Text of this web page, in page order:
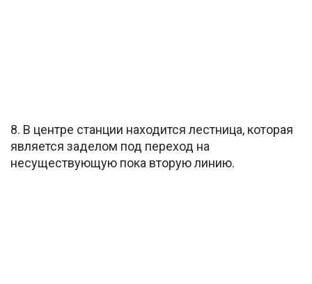
8. В центре станции находится лестница, которая
является заделом под переход на
несуществующую пока вторую линию.